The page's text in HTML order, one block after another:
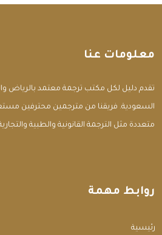
معلومات عنا
تقدم دليل لكل مكتب ترجمة معتمد بالرياض
السعودية. فريقنا من مترجمين محترفين
متعددة مثل الترجمة القانونية والطبية
روابط مهمة
الرئيسية